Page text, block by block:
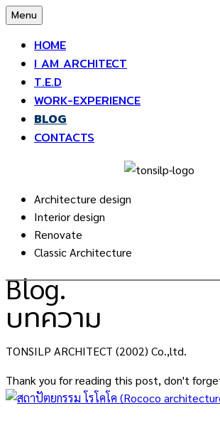
Skip
content
Menu
HOME
I AM ARCHITECT
T.E.D
WORK-EXPERIENCE
BLOG
CONTACTS
Architecture design
Interior design
Renovate
Classic Architecture
Blog.
บทความ
TONSILP ARCHITECT (2002) Co.,ltd.
Thank you for reading this post, don't